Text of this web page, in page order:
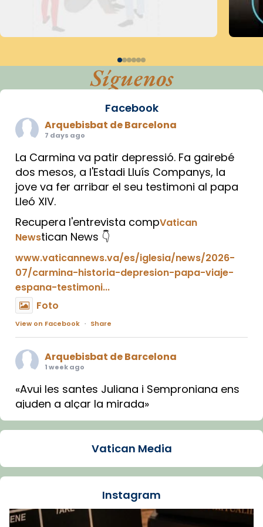
Síguenos
Facebook
Arquebisbat de Barcelona
7 days ago
La Carmina va patir depressió. Fa gairebé
dos mesos, a l'Estadi Lluís Companys, la
jove va fer arribar el seu testimoni al papa
Lleó XIV.
Recupera l'entrevista compVatican
Newstican News 👇
www.vaticannews.va/es/iglesia/news/2026-
07/carmina-historia-depresion-papa-viaje-
espana-testimoni...
Foto
View on Facebook · Share
Arquebisbat de Barcelona
1 week ago
«Avui les santes Juliana i Semproniana ens
ajuden a alçar la mirada»
Mons. Sergi Gordo, bisbe de Tortosa, ha
Santes de Mataró.
🔗tinyurl.com/cvu5jmbk
Foto
Vatican Media
Instagram